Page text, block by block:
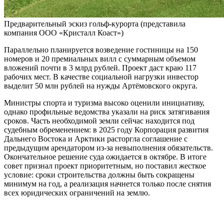
Предварительный эскиз гольф-курорта (представила
компания ООО «Кристалл Коаст»)
Параллельно планируется возведение гостиницы на 150
номеров и 20 премиальных вилл с суммарным объемом
вложений почти в 3 млрд рублей. Проект даст краю 117
рабочих мест. В качестве социальной нагрузки инвестор
выделит 50 млн рублей на нужды Артёмовского округа.
Министры спорта и туризма высоко оценили инициативу,
однако профильные ведомства указали на риск затягивания
сроков. Часть необходимой земли сейчас находится под
судебным обременением: в 2025 году Корпорация развития
Дальнего Востока и Арктики расторгла соглашение с
предыдущим арендатором из-за невыполнения обязательств.
Окончательное решение суда ожидается в октябре. В итоге
совет признал проект приоритетным, но поставил жесткое
условие: сроки строительства должны быть сокращены
минимум на год, а реализация начнется только после снятия
всех юридических ограничений на землю.